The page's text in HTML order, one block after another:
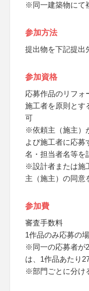
※同一建築物にて
参加方法
提出物を下記提出
参加資格
応募作品のリフォ
施工者を原則とす
可
※依頼主（施主）
よび施工者に応募
名・担当者名等を
※設計者または施
主（施主）の同意
参加費
審査手数料
1作品のみ応募の
※同一の応募者が
は、1作品あたり
※部門ごとに分け